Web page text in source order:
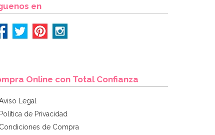
en
Online con Total Confianza
Legal
Política de Privacidad
Condiciones de Compra